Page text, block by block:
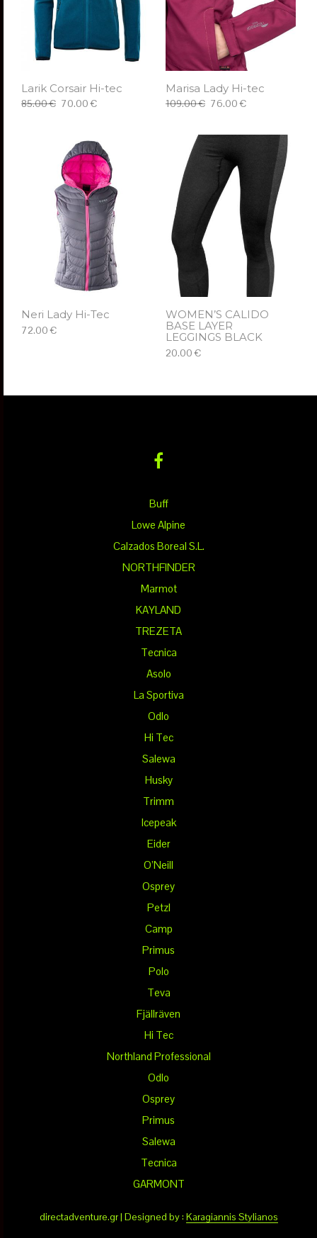
Larik Corsair Hi-tec
85.00 € 70.00 €
Marisa Lady Hi-tec
109.00 € 76.00 €
Neri Lady Hi-Tec
72.00 €
WOMEN’S CALIDO
BASE LAYER
LEGGINGS BLACK
20.00 €
Buff
Lowe Alpine
Calzados Boreal S.L.
NORTHFINDER
Marmot
KAYLAND
TREZETA
Tecnica
Asolo
La Sportiva
Odlo
Hi Tec
Salewa
Husky
Trimm
Icepeak
Eider
O’Neill
Osprey
Petzl
Camp
Primus
Polo
Teva
Fjällräven
Hi Tec
Northland Professional
Odlo
Osprey
Primus
Salewa
Tecnica
GARMONT
directadventure.gr | Designed by : Karagiannis Stylianos